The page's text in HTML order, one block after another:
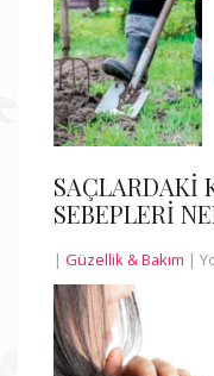
SAÇLARDAKİ
SEBEPLERİ
| Güzellik & Bakım |